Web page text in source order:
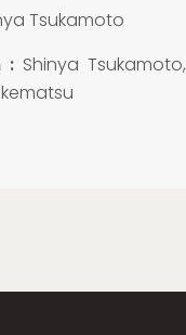
Tsukamoto
: Shinya Tsukamoto,